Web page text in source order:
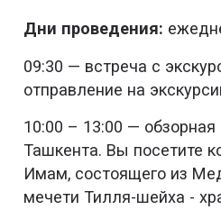
Дни проведения:
09:30 — встреча с
отправление на
10:00 – 13:00 — обзорная
Ташкента. Вы посетите
Имам, состоящего из
мечети Тилля-шейха -